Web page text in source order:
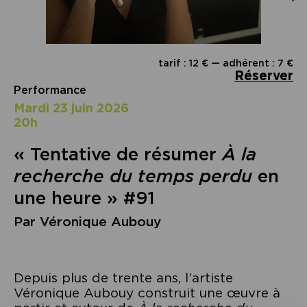
tarif : 12 € — adhérent : 7 €
Réserver
Performance
mardi 23 juin 2026
20h
« Tentative de résumerÀ la
recherche du temps perdu en
une heure » #91
Par Véronique Aubouy
Depuis plus de trente ans, l’artiste
Véronique Aubouy construit une œuvre à